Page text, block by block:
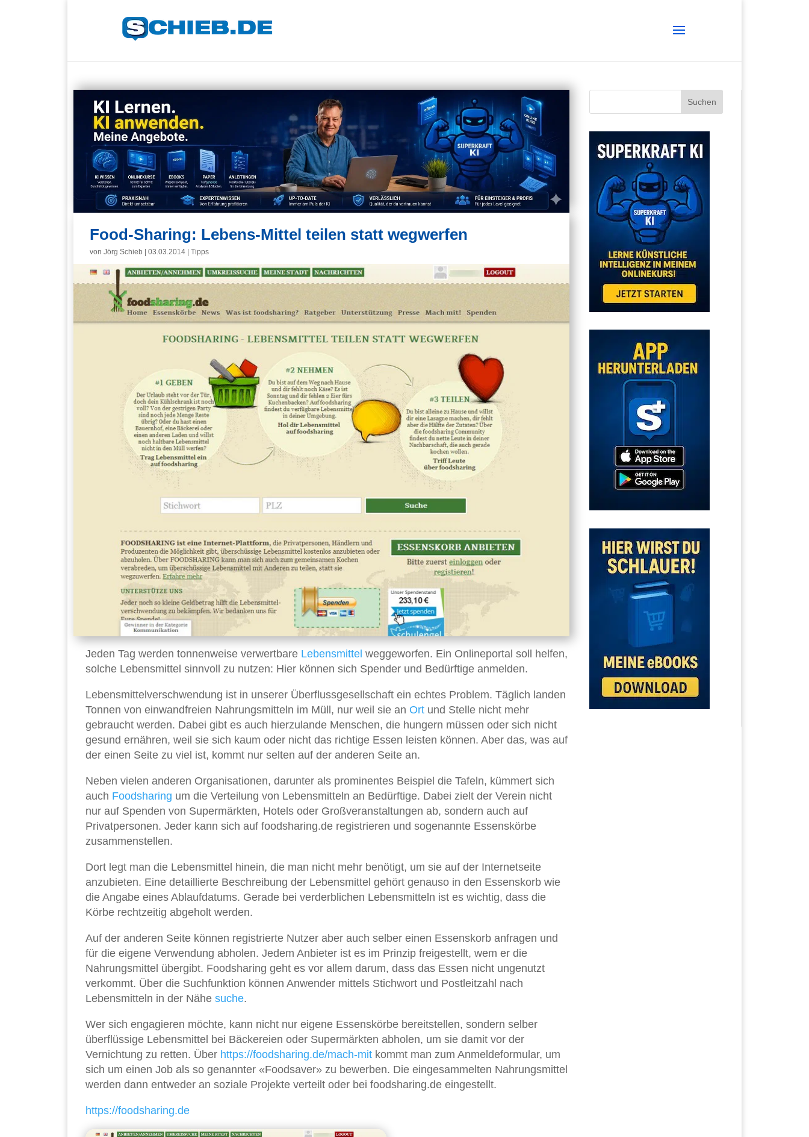
Food-Sharing: Lebens-Mittel teilen statt wegwerfen
von Jörg Schieb 03.03.2014 Tipps
Jeden Tag werden tonnenweise verwertbare Lebensmittel weggeworfen. Ein Onlineportal soll helfen,
solche Lebensmittel sinnvoll zu nutzen: Hier können sich Spender und Bedürftige anmelden.
Lebensmittelverschwendung ist in unserer Überflussgesellschaft ein echtes Problem. Täglich landen
Tonnen von einwandfreien Nahrungsmitteln im Müll, nur weil sie an Ort und Stelle nicht mehr
gebraucht werden. Dabei gibt es auch hierzulande Menschen, die hungern müssen oder sich nicht
gesund ernähren, weil sie sich kaum oder nicht das richtige Essen leisten können. Aber das, was auf
der einen Seite zu viel ist, kommt nur selten auf der anderen Seite an.
Neben vielen anderen Organisationen, darunter als prominentes Beispiel die Tafeln, kümmert sich
auch Foodsharing um die Verteilung von Lebensmitteln an Bedürftige. Dabei zielt der Verein nicht
nur auf Spenden von Supermärkten, Hotels oder Großveranstaltungen ab, sondern auch auf
Privatpersonen. Jeder kann sich auf foodsharing.de registrieren und sogenannte Essenskörbe
zusammenstellen.
Dort legt man die Lebensmittel hinein, die man nicht mehr benötigt, um sie auf der Internetseite
anzubieten. Eine detaillierte Beschreibung der Lebensmittel gehört genauso in den Essenskorb wie
die Angabe eines Ablaufdatums. Gerade bei verderblichen Lebensmitteln ist es wichtig, dass die
Körbe rechtzeitig abgeholt werden.
Auf der anderen Seite können registrierte Nutzer aber auch selber einen Essenskorb anfragen und
für die eigene Verwendung abholen. Jedem Anbieter ist es im Prinzip freigestellt, wem er die
Nahrungsmittel übergibt. Foodsharing geht es vor allem darum, dass das Essen nicht ungenutzt
verkommt. Über die Suchfunktion können Anwender mittels Stichwort und Postleitzahl nach
Lebensmitteln in der Nähe suche.
Wer sich engagieren möchte, kann nicht nur eigene Essenskörbe bereitstellen, sondern selber
überflüssige Lebensmittel bei Bäckereien oder Supermärkten abholen, um sie damit vor der
Vernichtung zu retten. Über https://foodsharing.de/mach-mit kommt man zum Anmeldeformular, um
sich um einen Job als so genannter «Foodsaver» zu bewerben. Die eingesammelten Nahrungsmittel
werden dann entweder an soziale Projekte verteilt oder bei foodsharing.de eingestellt.
https://foodsharing.de